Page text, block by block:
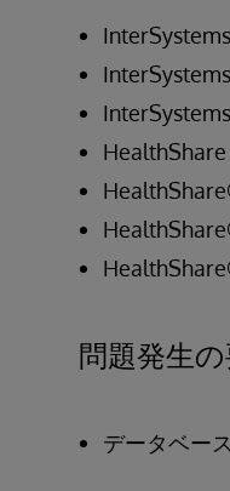
問題発生
データベー